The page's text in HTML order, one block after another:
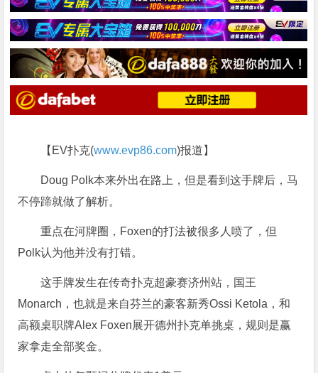
【EV扑克(www.evp86.com)报道】
Doug Polk本来外出在路上，但是看到这手牌后，马
不停蹄就做了解析。
重点在河牌圈，Foxen的打法被很多人喷了，但
Polk认为他并没有打错。
这手牌发生在传奇扑克超豪赛济州站，国王
Monarch，也就是来自芬兰的豪客新秀Ossi Ketola，和
高额桌职牌Alex Foxen展开德州扑克单挑桌，规则是赢
家拿走全部奖金。